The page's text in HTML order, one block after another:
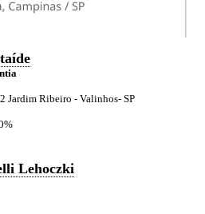
Jardim Ribeiro - Valinhos- SP
Lehoczki